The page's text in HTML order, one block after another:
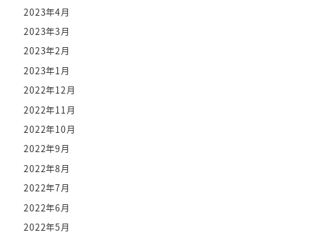
2023年4月
2023年3月
2023年2月
2023年1月
2022年12月
2022年11月
2022年10月
2022年9月
2022年8月
2022年7月
2022年6月
2022年5月